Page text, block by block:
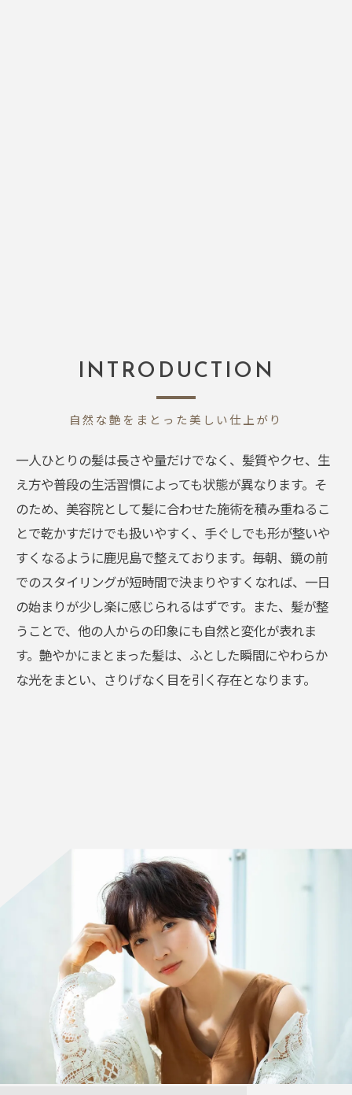
自然な艶をまとった美しい仕上がり
INTRODUCTION
一人ひとりの髪は長さや量だけでなく、髪質やクセ、生
え方や普段の生活習慣によっても状態が異なります。そ
のため、美容院として髪に合わせた施術を積み重ねるこ
とで乾かすだけでも扱いやすく、手ぐしでも形が整いや
すくなるように鹿児島で整えております。毎朝、鏡の前
でのスタイリングが短時間で決まりやすくなれば、一日
の始まりが少し楽に感じられるはずです。また、髪が整
うことで、他の人からの印象にも自然と変化が表れま
す。艶やかにまとまった髪は、ふとした瞬間にやわらか
な光をまとい、さりげなく目を引く存在となります。